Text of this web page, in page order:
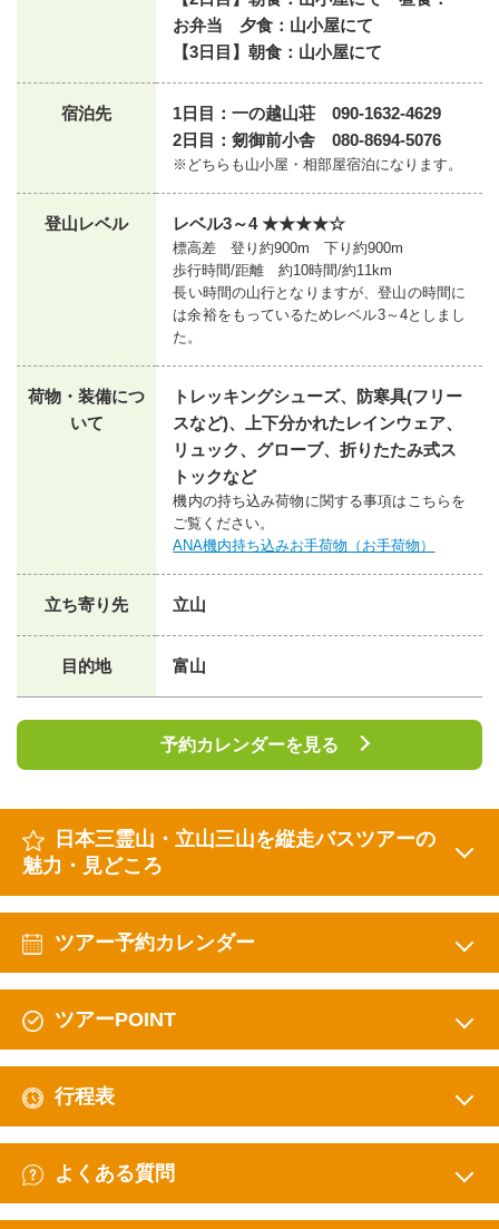
お弁当 夕食：山小屋にて
【3日目】朝食：山小屋にて
宿泊先
1日目：一の越山荘 090-1632-4629
2日目：剱御前小舎 080-8694-5076
※どちらも山小屋・相部屋宿泊になります。
登山レベル レベル3～4 ★★★★☆
標高差 登り約900m 下り約900m
歩行時間/距離 約10時間/約11km
長い時間の山行となりますが、登山の時間に
は余裕をもっているためレベル3～4としまし
た。
荷物・装備につ
いて
トレッキングシューズ、防寒具(フリー
スなど)、上下分かれたレインウェア、
リュック、グローブ、折りたたみ式ス
トックなど
機内の持ち込み荷物に関する事項はこちらを
ご覧ください。
ANA機内持ち込みお手荷物（お手荷物）
立ち寄り先 立山
目的地 富山
予約カレンダーを見る
日本三霊山・立山三山を縦走バスツアーの
魅力・見どころ
ツアー予約カレンダー
ツアーPOINT
行程表
よくある質問